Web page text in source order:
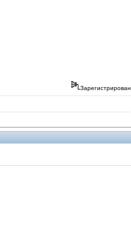
Зарегистрирован